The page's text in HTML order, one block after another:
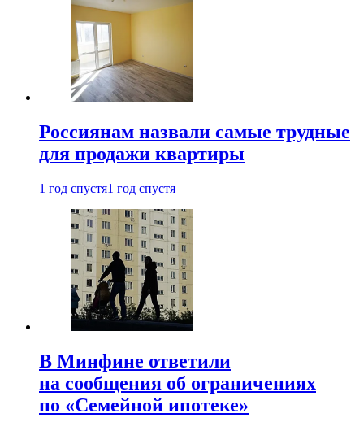
Россиянам назвали самые трудные
для продажи квартиры
1 год спустя1 год спустя
В Минфине ответили
на сообщения об ограничениях
по «Семейной ипотеке»